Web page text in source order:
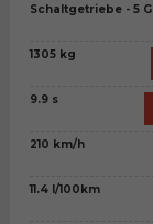
Schaltgetriebe - 5
1305 kg
9.9 s
210 km/h
11.4 l/100km